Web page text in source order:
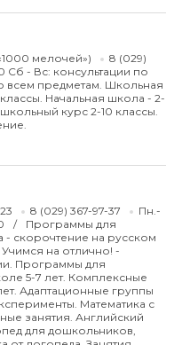
мелочей»)
8 (029)
Сб - Вс: консультации по
всем предметам. Школьная
Начальная школа - 2-
курс 2-10 классы.
8 (029) 367-97-37
Пн.-
Программы для
- скорочтение на русском
на отлично! -
Программы для
5-7 лет. Комплексные
Адаптационные группы
Математика с
занятия. Английский
для дошкольников,